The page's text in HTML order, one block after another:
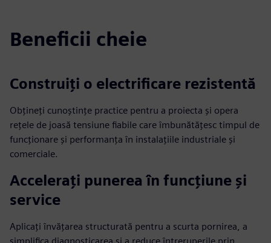
Beneficii cheie
Construiți o electrificare rezistentă
Obțineți cunoștințe practice pentru a proiecta și opera
rețele de joasă tensiune fiabile care îmbunătățesc timpul de
funcționare și performanța în instalațiile industriale și
comerciale.
Accelerați punerea în funcțiune și
service
Aplicați învățarea structurată pentru a scurta pornirea, a